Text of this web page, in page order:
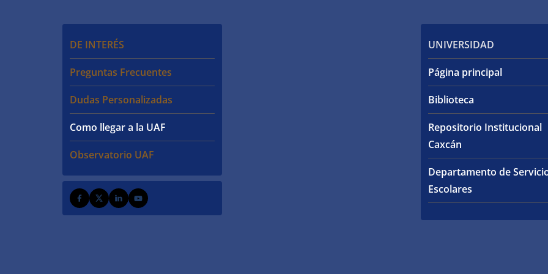
DE INTERÉS
Preguntas Frecuentes
Dudas Personalizadas
Como llegar a la UAF
Observatorio UAF
UNIVERSIDAD
Página principal
Biblioteca
Repositorio Institucional
Caxcán
Departamento de
Escolares